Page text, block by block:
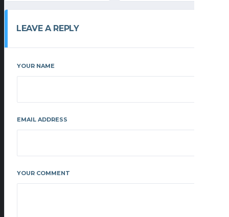
LEAVE A REPLY
YOUR NAME
EMAIL ADDRESS
YOUR COMMENT